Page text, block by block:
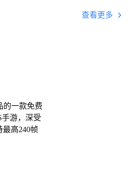
的一款免费
游，深受
高240帧
查看更多